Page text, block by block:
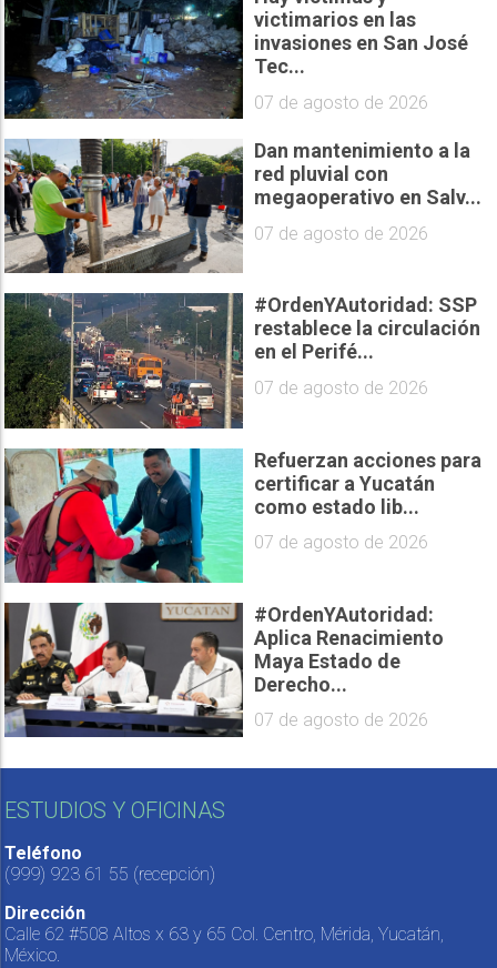
victimarios en las
invasiones en San José
Tec...
07 de agosto de 2026
Dan mantenimiento a la
red pluvial con
megaoperativo en Salv...
07 de agosto de 2026
#OrdenYAutoridad: SSP
restablece la circulación
en el Perifé...
07 de agosto de 2026
Refuerzan acciones para
certificar a Yucatán
como estado lib...
07 de agosto de 2026
#OrdenYAutoridad:
Aplica Renacimiento
Maya Estado de
Derecho...
07 de agosto de 2026
ESTUDIOS Y OFICINAS
Teléfono
(999) 923 61 55 (recepción)
Dirección
Calle 62 #508 Altos x 63 y 65 Col. Centro, Mérida, Yucatán,
México.